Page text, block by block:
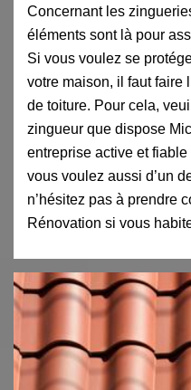
Concernant les
éléments sont là pour
Si vous voulez se
votre maison, il faut faire
de toiture. Pour cela,
zingueur que dispose
entreprise active et
vous voulez aussi d’un
n’hésitez pas à prendre
Rénovation si vous